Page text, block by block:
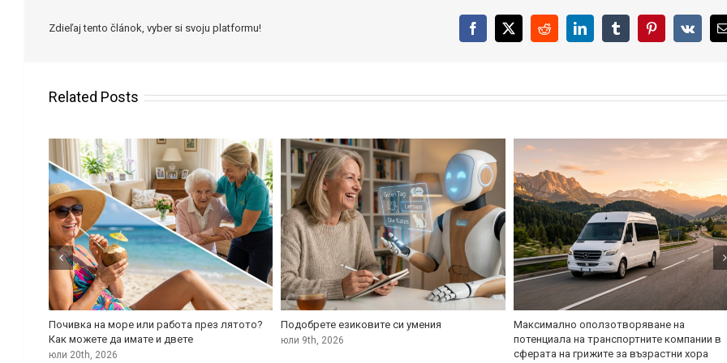
Zdieľaj tento článok, vyber si svoju platformu! Facebook
X RedditLinkedInTumblrPinterest
Vk
Related Posts
Почивка на море или работа през лятото?
Как можете да имате и двете
юли 20th, 2026
Подобрете езиковите си умения
юли 9th, 2026
Максимално оползотворяване на
потенциала на транспортните компании в
сферата на грижите за възрастни хора